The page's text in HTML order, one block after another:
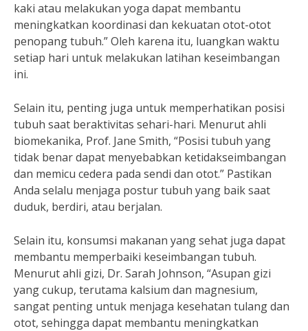
kaki atau melakukan yoga dapat membantu
meningkatkan koordinasi dan kekuatan otot-otot
penopang tubuh.” Oleh karena itu, luangkan waktu
setiap hari untuk melakukan latihan keseimbangan
ini.
Selain itu, penting juga untuk memperhatikan posisi
tubuh saat beraktivitas sehari-hari. Menurut ahli
biomekanika, Prof. Jane Smith, “Posisi tubuh yang
tidak benar dapat menyebabkan ketidakseimbangan
dan memicu cedera pada sendi dan otot.” Pastikan
Anda selalu menjaga postur tubuh yang baik saat
duduk, berdiri, atau berjalan.
Selain itu, konsumsi makanan yang sehat juga dapat
membantu memperbaiki keseimbangan tubuh.
Menurut ahli gizi, Dr. Sarah Johnson, “Asupan gizi
yang cukup, terutama kalsium dan magnesium,
sangat penting untuk menjaga kesehatan tulang dan
otot, sehingga dapat membantu meningkatkan